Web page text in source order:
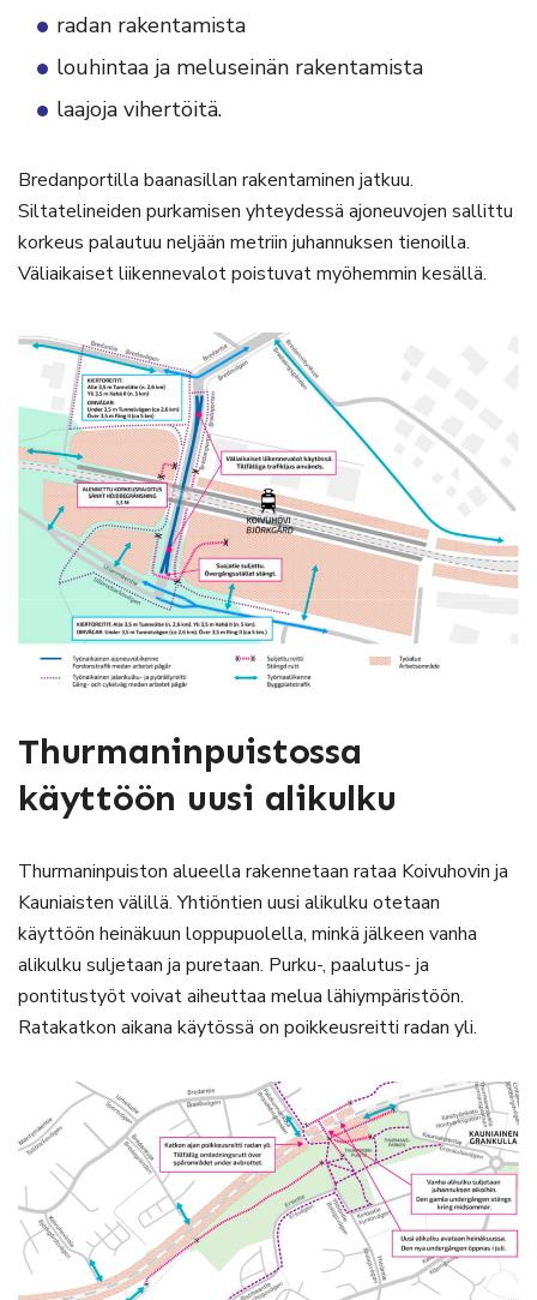
radan rakentamista
louhintaa ja meluseinän rakentamista
laajoja vihertöitä.
Bredanportilla baanasillan rakentaminen jatkuu.
Siltatelineiden purkamisen yhteydessä ajoneuvojen sallittu
korkeus palautuu neljään metriin juhannuksen tienoilla.
Väliaikaiset liikennevalot poistuvat myöhemmin kesällä.
Thurmaninpuistossa
käyttöön uusi alikulku
Thurmaninpuiston alueella rakennetaan rataa Koivuhovin ja
Kauniaisten välillä. Yhtiöntien uusi alikulku otetaan
käyttöön heinäkuun loppupuolella, minkä jälkeen vanha
alikulku suljetaan ja puretaan. Purku-, paalutus- ja
pontitustyöt voivat aiheuttaa melua lähiympäristöön.
Ratakatkon aikana käytössä on poikkeusreitti radan yli.